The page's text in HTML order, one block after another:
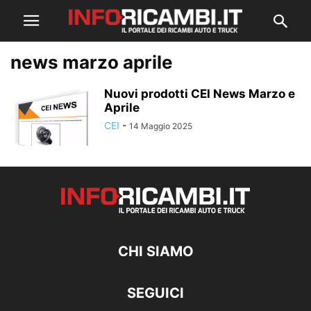
news marzo aprile
Nuovi prodotti CEI News Marzo e
Aprile
CEI - 14 Maggio 2025
CHI SIAMO
SEGUICI